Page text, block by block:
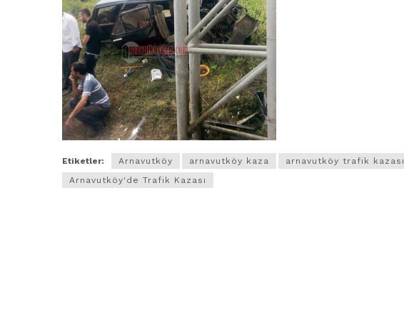
Etiketler: Arnavutköy arnavutköy kaza arnavutköy trafik kazası
Arnavutköy'de Trafik Kazası